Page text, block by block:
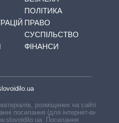
ПОЛІТИКА
ПРАВО
СУСПІЛЬСТВО
ФІНАНСИ
розміщених на сайті,
посилання (для інтернет-видань
Посилання